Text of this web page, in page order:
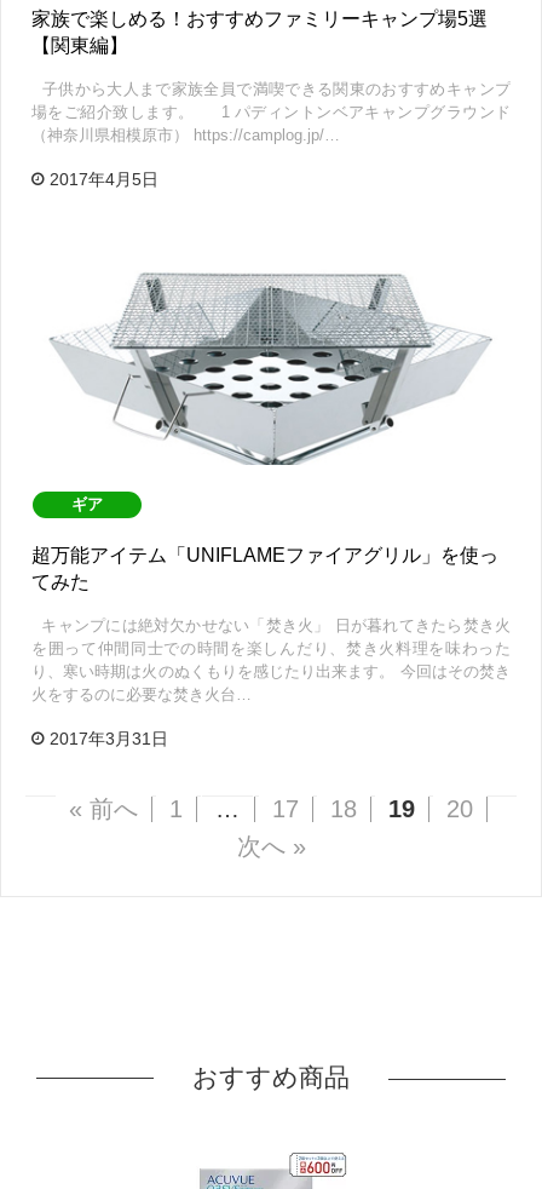
家族で楽しめる！おすすめファミリーキャンプ場5選
【関東編】
子供から大人まで家族全員で満喫できる関東のおすすめキャンプ
場をご紹介致します。 1 パディントンベアキャンプグラウンド
（神奈川県相模原市） https://camplog.jp/…
2017年4月5日
ギア
超万能アイテム「UNIFLAMEファイアグリル」を使っ
てみた
キャンプには絶対欠かせない「焚き火」 日が暮れてきたら焚き火
を囲って仲間同士での時間を楽しんだり、焚き火料理を味わった
り、寒い時期は火のぬくもりを感じたり出来ます。 今回はその焚き
火をするのに必要な焚き火台…
2017年3月31日
« 前へ 1 … 17 18 19
20
次へ »
おすすめ商品